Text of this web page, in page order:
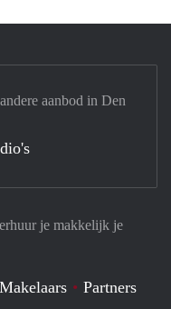
je makkelijk je
Partners
aanbod in Den